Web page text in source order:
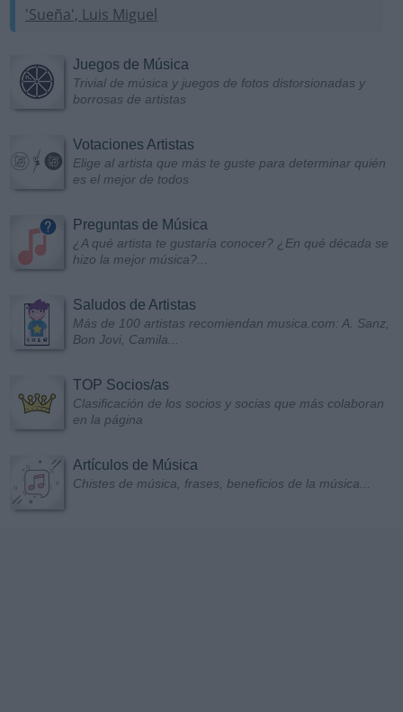
'Sueña', Luis Miguel
Juegos de Música
Trivial de música y juegos de fotos distorsionadas y
borrosas de artistas
Votaciones Artistas
Elige al artista que más te guste para determinar quién
es el mejor de todos
Preguntas de Música
¿A qué artista te gustaría conocer? ¿En qué década se
hizo la mejor música?...
Saludos de Artistas
Más de 100 artistas recomiendan musica.com: A. Sanz,
Bon Jovi, Camila...
TOP Socios/as
Clasificación de los socios y socias que más colaboran
en la página
Artículos de Música
Chistes de música, frases, beneficios de la música...